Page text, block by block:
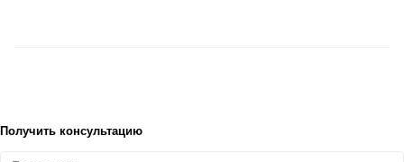
Получить консультацию